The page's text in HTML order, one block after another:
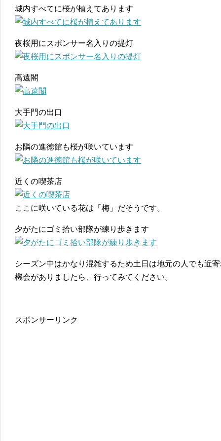
城内すべてに桜が植えてあります
夜桜用にスポンサー名入りの提灯
高遠閣
大手門の出口
お隣の進徳館も桜が咲いています
近くの喫茶店
ここに咲いている花は「梅」だそうです。
夕がたにゴミ拾い部隊が練り歩きます
シーズン中はかなり混雑するため土日は地元の人でも近
機会がありましたら、行ってみてください。
スポンサーリンク